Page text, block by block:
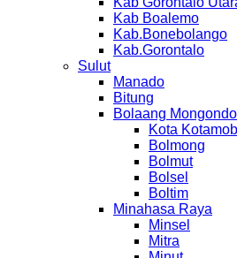
Kab Boalemo
Kab.Bonebolango
Kab.Gorontalo
Sulut
Manado
Bitung
Bolaang
Kota
Bolmong
Bolmut
Bolsel
Boltim
Minahasa Raya
Minsel
Mitra